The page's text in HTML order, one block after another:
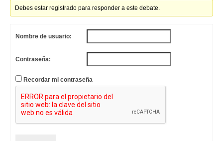
Debes estar registrado para responder a este debate.
Nombre de usuario:
Contraseña:
Recordar mi contraseña